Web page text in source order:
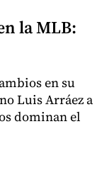
la MLB:
en su
Luis Arráez a
dominan el